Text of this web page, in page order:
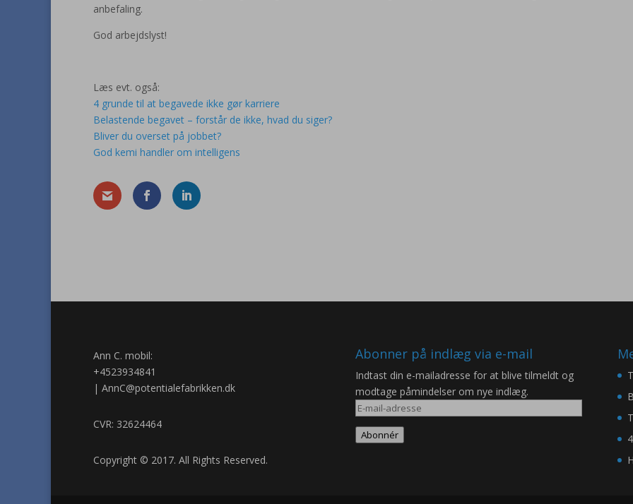
anbefaling.
God arbejdslyst!
Læs evt. også:
4 grunde til at begavede ikke gør karriere
Belastende begavet – forstår de ikke, hvad du siger?
Bliver du overset på jobbet?
God kemi handler om intelligens
Ann C. mobil:
+4523934841
| AnnC@potentialefabrikken.dk
CVR: 32624464
Copyright © 2017. All Rights Reserved.
Abonner på indlæg via e-mail
Indtast din e-mailadresse for at blive tilmeldt og
modtage påmindelser om nye indlæg.
E-
mail-
adresse
Abonnér